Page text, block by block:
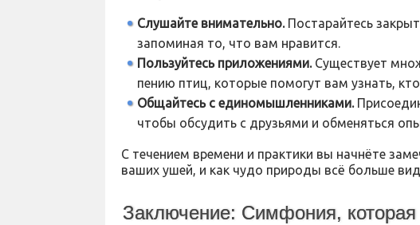
Слушайте внимательно.Постарайтесь
запоминая то, что вам нравится.
Пользуйтесь приложениями.Существует
пению птиц, которые помогут вам узнать,
Общайтесь с единомышленниками.
чтобы обсудить с друзьями и обменяться
С течением времени и практики вы начнёте
ваших ушей, и как чудо природы всё больше
Заключение: Симфония, которая